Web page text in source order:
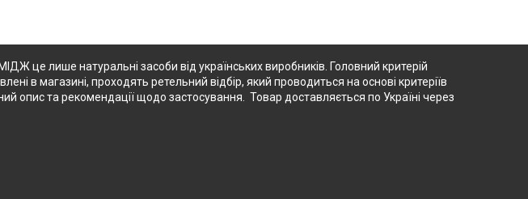
це лише натуральні засоби від українських виробників. Головний критерій
в магазині, проходять ретельний відбір, який проводиться на основі критеріїв
опис та рекомендації щодо застосування. Товар доставляється по Україні через